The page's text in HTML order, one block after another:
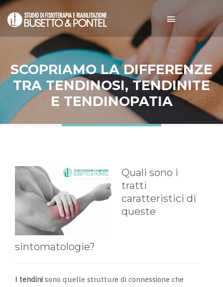
SCOPRIAMO LA DIFFERENZE
TRA TENDINOSI, TENDINITE
E TENDINOPATIA
Quali sono i
tratti
caratteristici di
queste
sintomatologie?
I tendini sono quelle strutture di connessione che